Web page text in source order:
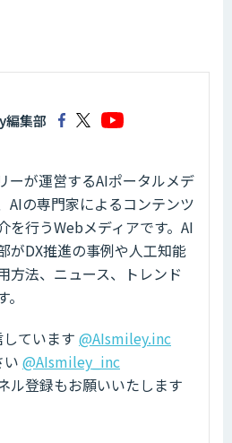
編集部
ーが運営するAIポータルメデ
AIの専門家によるコンテンツ
を行うWebメディアです。AI
がDX推進の事例や人工知能
方法、ニュース、トレンド
ています @AIsmiley.inc
い @AIsmiley_inc
ル登録もお願いいたします